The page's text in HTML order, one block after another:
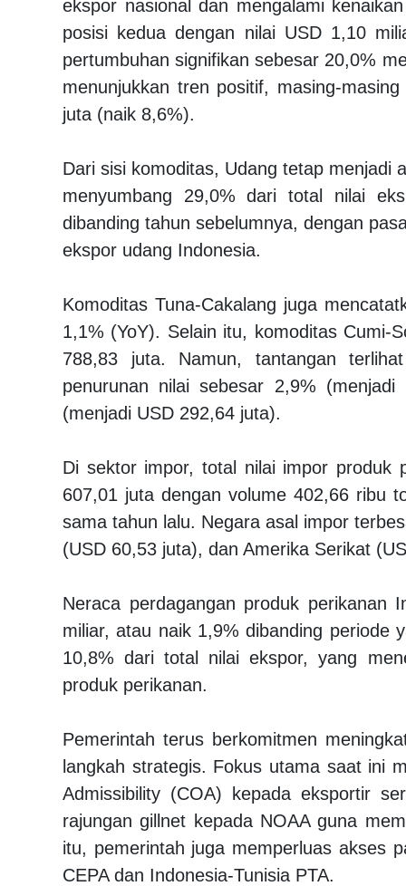
ekspor nasional dan mengalami
posisi kedua dengan nilai USD 1,10
pertumbuhan signifikan sebesar 20,0%
menunjukkan tren positif, masing-
juta (naik 8,6%).
Dari sisi komoditas, Udang tetap menjadi
menyumbang 29,0% dari total nilai
dibanding tahun sebelumnya, dengan
ekspor udang Indonesia.
Komoditas Tuna-Cakalang juga
1,1% (YoY). Selain itu, komoditas Cumi-
788,83 juta. Namun, tantangan
penurunan nilai sebesar 2,9%
(menjadi USD 292,64 juta).
Di sektor impor, total nilai impor produk
607,01 juta dengan volume 402,66 ribu
sama tahun lalu. Negara asal impor
(USD 60,53 juta), dan Amerika Serikat
Neraca perdagangan produk perikanan
miliar, atau naik 1,9% dibanding periode
10,8% dari total nilai ekspor, yang
produk perikanan.
Pemerintah terus berkomitmen
langkah strategis. Fokus utama saat ini
Admissibility (COA) kepada eksportir
rajungan gillnet kepada NOAA guna
itu, pemerintah juga memperluas akses
CEPA dan Indonesia-Tunisia PTA.